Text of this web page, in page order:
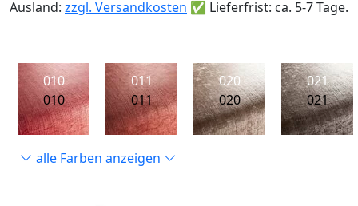
Ausland: zzgl. Versandkosten ✅ Lieferfrist: ca. 5-7 Tage.
010
010
011
011
020
020
021
021
alle Farben anzeigen